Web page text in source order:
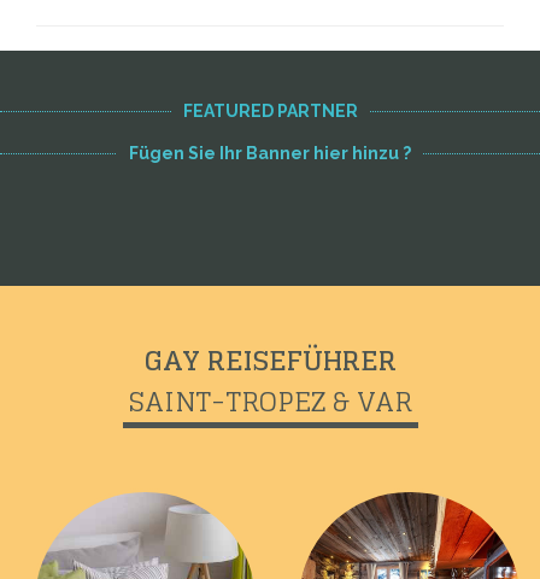
FEATURED PARTNER
Fügen Sie Ihr Banner hier hinzu ?
GAY REISEFÜHRER
SAINT-TROPEZ & VAR